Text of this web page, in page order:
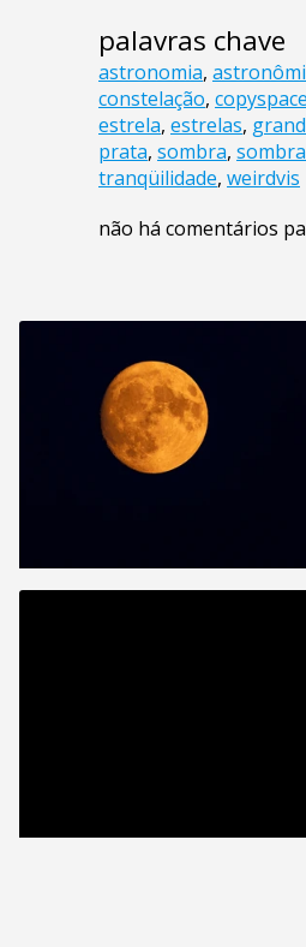
palavras chave
astronomia,
constelação, copyspace
estrela, estrelas,
prata, sombra,
tranqüilidade, weirdvis
não há comentários